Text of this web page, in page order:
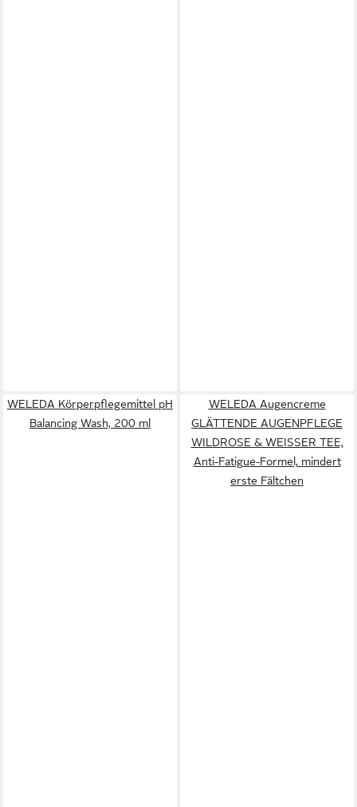
WELEDA Körperpflegemittel pH
Balancing Wash, 200 ml
WELEDA Augencreme
GLÄTTENDE AUGENPFLEGE
WILDROSE & WEISSER TEE,
Anti-Fatigue-Formel, mindert
erste Fältchen